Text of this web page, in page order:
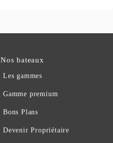
Nos bateaux
Les gammes
Gamme premium
Bons Plans
Devenir Propriétaire